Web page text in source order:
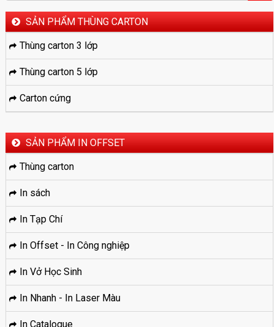
SẢN PHẨM THÙNG CARTON
Thùng carton 3 lớp
Thùng carton 5 lớp
Carton cứng
SẢN PHẨM IN OFFSET
Thùng carton
In sách
In Tạp Chí
In Offset - In Công nghiệp
In Vở Học Sinh
In Nhanh - In Laser Màu
In Catalogue